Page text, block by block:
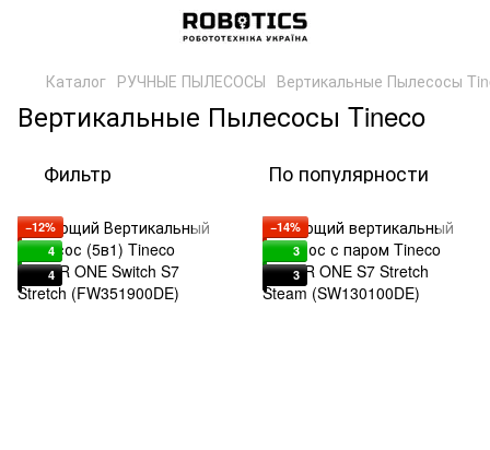
Каталог РУЧНЫЕ ПЫЛЕСОСЫ Вертикальные Пылесосы
Вертикальные Пылесосы Tineco
Фильтр По популярности
−12%
4
4
−14%
3
3